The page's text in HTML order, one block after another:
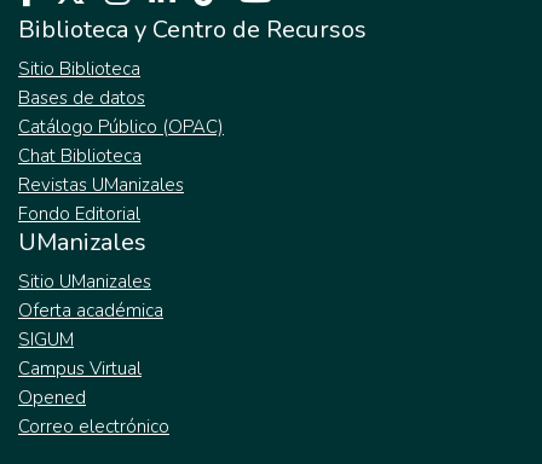
Biblioteca y Centro de Recursos
Sitio Biblioteca
Bases de datos
Catálogo Público (OPAC)
Chat Biblioteca
Revistas UManizales
Fondo Editorial
UManizales
Sitio UManizales
Oferta académica
SIGUM
Campus Virtual
Opened
Correo electrónico